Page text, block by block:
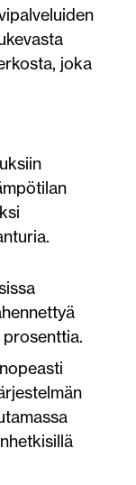
joka
prosenttia.